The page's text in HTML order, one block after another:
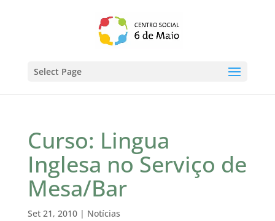
Select Page
Curso: Lingua
Inglesa no Serviço de
Mesa/Bar
Set 21, 2010| Notícias